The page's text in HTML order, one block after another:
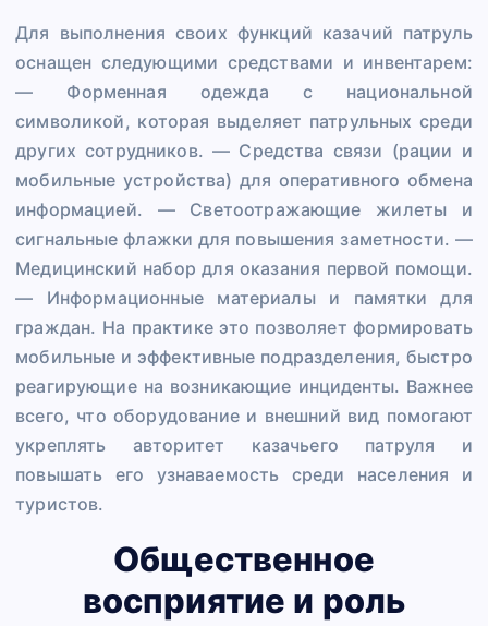
Для выполнения своих функций казачий патруль
оснащен следующими средствами и инвентарем:
— Форменная одежда с национальной
символикой, которая выделяет патрульных среди
других сотрудников. — Средства связи (рации и
мобильные устройства) для оперативного обмена
информацией. — Светоотражающие жилеты и
сигнальные флажки для повышения заметности. —
Медицинский набор для оказания первой помощи.
— Информационные материалы и памятки для
граждан. На практике это позволяет формировать
мобильные и эффективные подразделения, быстро
реагирующие на возникающие инциденты. Важнее
всего, что оборудование и внешний вид помогают
укреплять авторитет казачьего патруля и
повышать его узнаваемость среди населения и
туристов.
Общественное
восприятие и роль